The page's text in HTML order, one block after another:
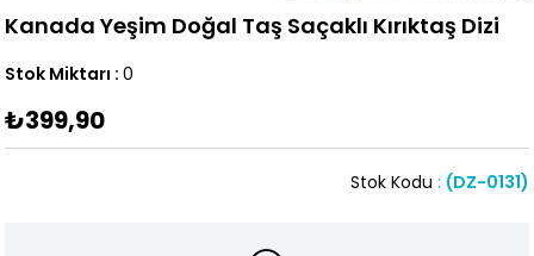
Kanada Yeşim Doğal Taş Saçaklı Kırıktaş Dizi
Stok Miktarı : 0
₺399,90
(DZ-0131)
Stok Kodu